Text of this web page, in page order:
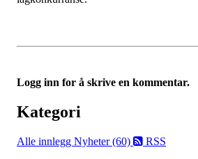
Logg inn for å skrive en kommentar.
Kategori
Alle innlegg Nyheter (60) RSS